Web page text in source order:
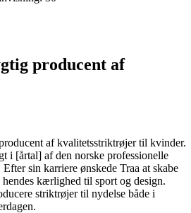
producent af
af kvalitetsstriktrøjer til kvinder.
i [årtal] af den norske professionelle
sin karriere ønskede Traa at skabe
kærlighed til sport og design.
striktrøjer til nydelse både i